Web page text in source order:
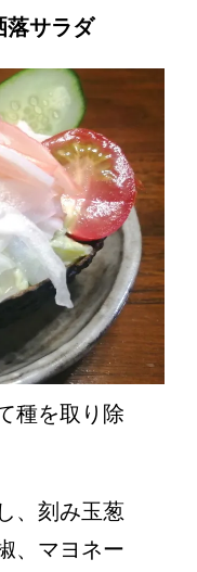
落サラダ
種を取り除
、刻み玉葱
、マヨネー